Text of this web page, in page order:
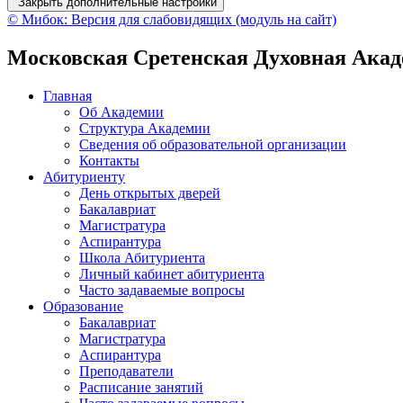
© Мибок: Версия для слабовидящих (модуль на сайт)
Московская Сретенская Духовная
Главная
Об Академии
Структура Академии
Сведения об образовательной организации
Контакты
Абитуриенту
День открытых дверей
Бакалавриат
Магистратура
Аспирантура
Школа Абитуриента
Личный кабинет абитуриента
Часто задаваемые вопросы
Образование
Бакалавриат
Магистратура
Аспирантура
Преподаватели
Расписание занятий